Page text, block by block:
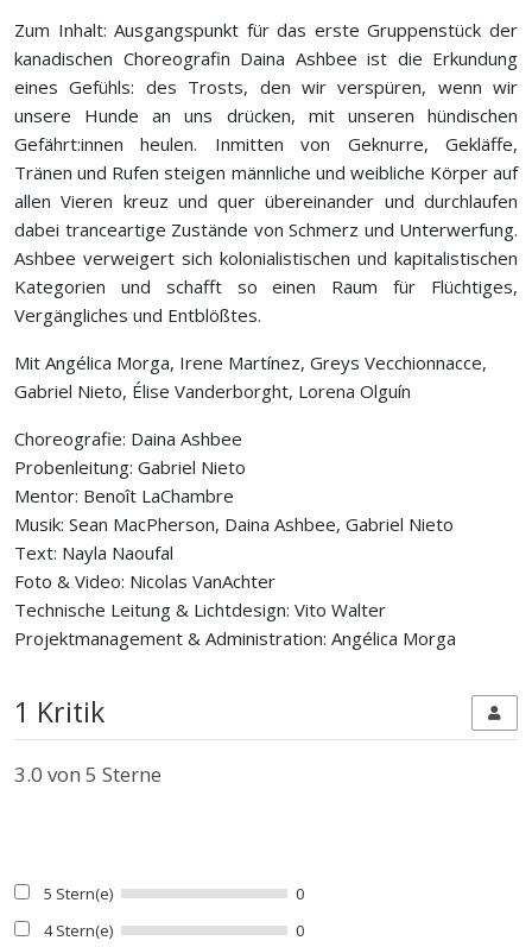
Zum Inhalt: Ausgangspunkt für das erste Gruppenstück der
kanadischen Choreografin Daina Ashbee ist die Erkundung
eines Gefühls: des Trosts, den wir verspüren, wenn wir
unsere Hunde an uns drücken, mit unseren hündischen
Gefährt:innen heulen. Inmitten von Geknurre, Gekläffe,
Tränen und Rufen steigen männliche und weibliche Körper auf
allen Vieren kreuz und quer übereinander und durchlaufen
dabei tranceartige Zustände von Schmerz und Unterwerfung.
Ashbee verweigert sich kolonialistischen und kapitalistischen
Kategorien und schafft so einen Raum für Flüchtiges,
Vergängliches und Entblößtes.
Mit Angélica Morga, Irene Martínez, Greys Vecchionnacce,
Gabriel Nieto, Élise Vanderborght, Lorena Olguín
Choreografie: Daina Ashbee
Probenleitung: Gabriel Nieto
Mentor: Benoît LaChambre
Musik: Sean MacPherson, Daina Ashbee, Gabriel Nieto
Text: Nayla Naoufal
Foto & Video: Nicolas VanAchter
Technische Leitung & Lichtdesign: Vito Walter
Projektmanagement & Administration: Angélica Morga
1 Kritik
3.0 von 5 Sterne
5 Stern(e)
0
4 Stern(e)
0